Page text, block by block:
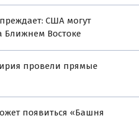
США могут
Ближнем Востоке
провели прямые
появиться «Башня